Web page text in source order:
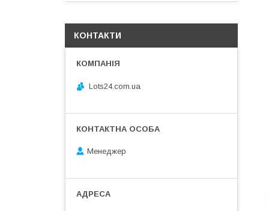
КОНТАКТИ
Lots24.com.ua
Менеджер